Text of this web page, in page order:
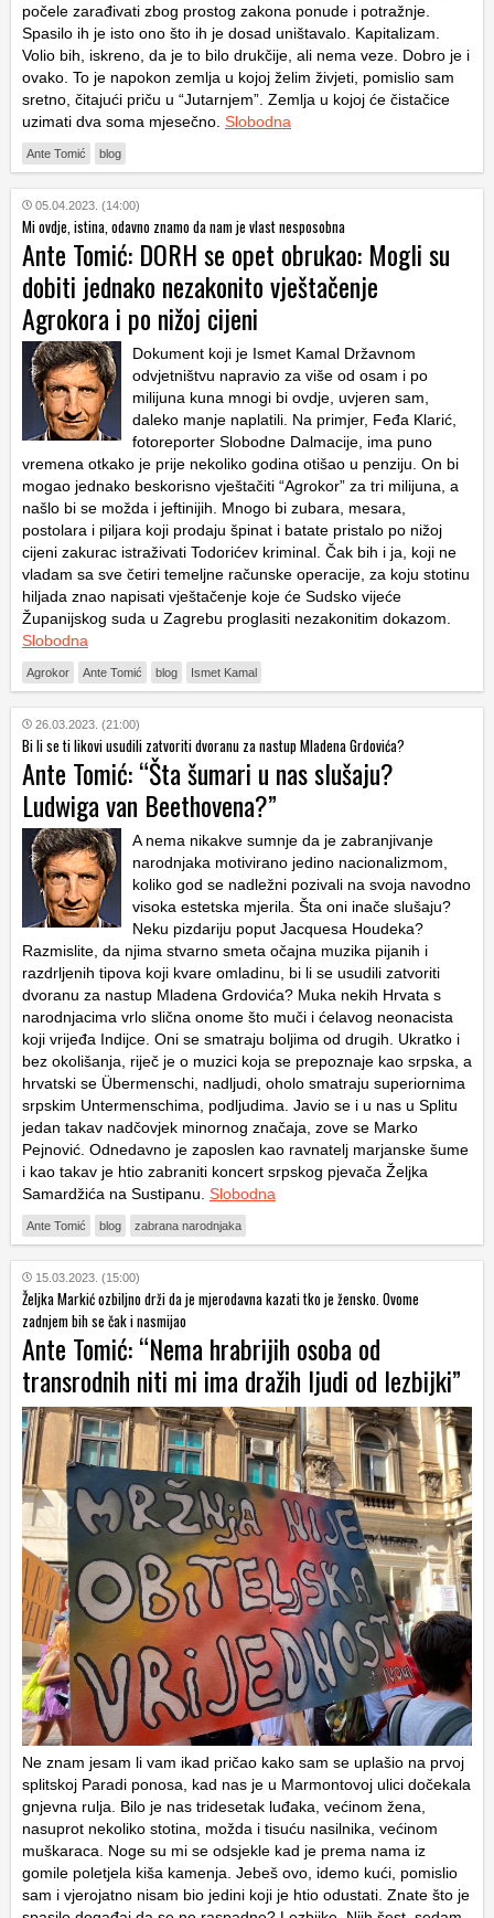
počele zarađivati zbog prostog zakona ponude i potražnje.
Spasilo ih je isto ono što ih je dosad uništavalo. Kapitalizam.
Volio bih, iskreno, da je to bilo drukčije, ali nema veze. Dobro je i
ovako. To je napokon zemlja u kojoj želim živjeti, pomislio sam
sretno, čitajući priču u “Jutarnjem”. Zemlja u kojoj će čistačice
uzimati dva soma mjesečno. Slobodna
Ante Tomić blog
05.04.2023. (14:00)
Mi ovdje, istina, odavno znamo da nam je vlast nesposobna
Ante Tomić: DORH se opet obrukao: Mogli su
dobiti jednako nezakonito vještačenje
Agrokora i po nižoj cijeni
Dokument koji je Ismet Kamal Državnom
odvjetništvu napravio za više od osam i po
milijuna kuna mnogi bi ovdje, uvjeren sam,
daleko manje naplatili. Na primjer, Feđa Klarić,
fotoreporter Slobodne Dalmacije, ima puno
vremena otkako je prije nekoliko godina otišao u penziju. On bi
mogao jednako beskorisno vještačiti “Agrokor” za tri milijuna, a
našlo bi se možda i jeftinijih. Mnogo bi zubara, mesara,
postolara i piljara koji prodaju špinat i batate pristalo po nižoj
cijeni zakurac istraživati Todorićev kriminal. Čak bih i ja, koji ne
vladam sa sve četiri temeljne računske operacije, za koju stotinu
hiljada znao napisati vještačenje koje će Sudsko vijeće
Županijskog suda u Zagrebu proglasiti nezakonitim dokazom.
Slobodna
Agrokor Ante Tomić blog Ismet Kamal
26.03.2023. (21:00)
Bi li se ti likovi usudili zatvoriti dvoranu za nastup Mladena Grdovića?
Ante Tomić: “Šta šumari u nas slušaju?
Ludwiga van Beethovena?”
A nema nikakve sumnje da je zabranjivanje
narodnjaka motivirano jedino nacionalizmom,
koliko god se nadležni pozivali na svoja navodno
visoka estetska mjerila. Šta oni inače slušaju?
Neku pizdariju poput Jacquesa Houdeka?
Razmislite, da njima stvarno smeta očajna muzika pijanih i
razdrljenih tipova koji kvare omladinu, bi li se usudili zatvoriti
dvoranu za nastup Mladena Grdovića? Muka nekih Hrvata s
narodnjacima vrlo slična onome što muči i ćelavog neonacista
koji vrijeđa Indijce. Oni se smatraju boljima od drugih. Ukratko i
bez okolišanja, riječ je o muzici koja se prepoznaje kao srpska, a
hrvatski se Übermenschi, nadljudi, oholo smatraju superiornima
srpskim Untermenschima, podljudima. Javio se i u nas u Splitu
jedan takav nadčovjek minornog značaja, zove se Marko
Pejnović. Odnedavno je zaposlen kao ravnatelj marjanske šume
i kao takav je htio zabraniti koncert srpskog pjevača Željka
Samardžića na Sustipanu. Slobodna
Ante Tomić blog zabrana narodnjaka
15.03.2023. (15:00)
Željka Markić ozbiljno drži da je mjerodavna kazati tko je žensko. Ovome
zadnjem bih se čak i nasmijao
Ante Tomić: “Nema hrabrijih osoba od
transrodnih niti mi ima dražih ljudi od lezbijki”
Ne znam jesam li vam ikad pričao kako sam se uplašio na prvoj
splitskoj Paradi ponosa, kad nas je u Marmontovoj ulici dočekala
gnjevna rulja. Bilo je nas tridesetak luđaka, većinom žena,
nasuprot nekoliko stotina, možda i tisuću nasilnika, većinom
muškaraca. Noge su mi se odsjekle kad je prema nama iz
gomile poletjela kiša kamenja. Jebeš ovo, idemo kući, pomislio
sam i vjerojatno nisam bio jedini koji je htio odustati. Znate što je